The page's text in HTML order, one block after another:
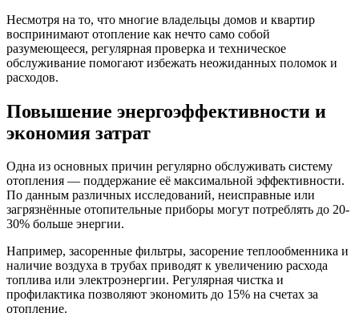
Несмотря на то, что многие владельцы домов и квартир
воспринимают отопление как нечто само собой
разумеющееся, регулярная проверка и техническое
обслуживание помогают избежать неожиданных поломок и
расходов.
Повышение энергоэффективности и
экономия затрат
Одна из основных причин регулярно обслуживать систему
отопления — поддержание её максимальной эффективности.
По данным различных исследований, неисправные или
загрязнённые отопительные приборы могут потреблять до 20-
30% больше энергии.
Например, засоренные фильтры, засорение теплообменника и
наличие воздуха в трубах приводят к увеличению расхода
топлива или электроэнергии. Регулярная чистка и
профилактика позволяют экономить до 15% на счетах за
отопление.